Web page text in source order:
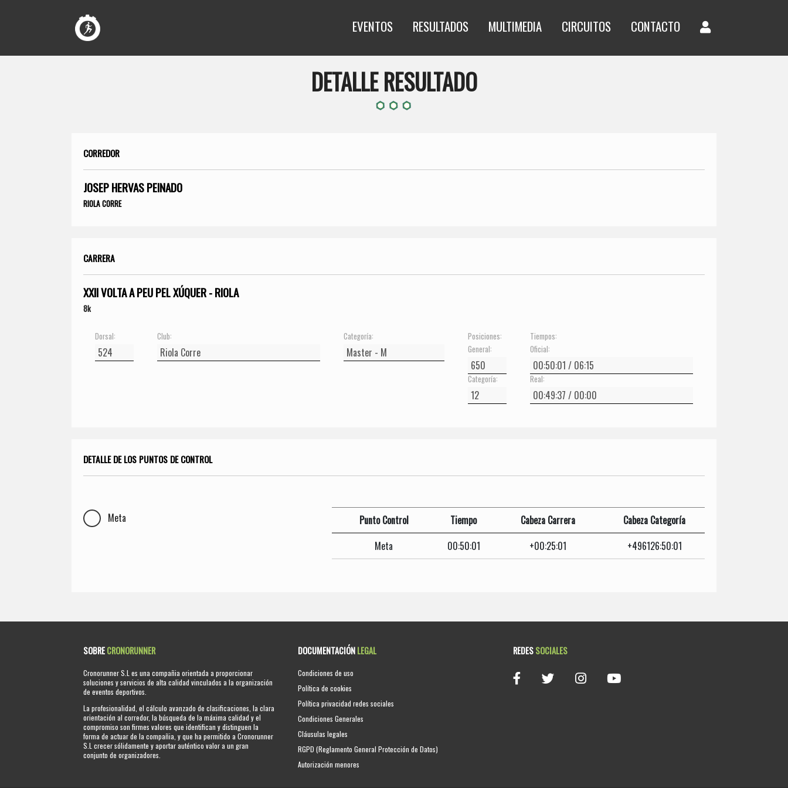
EVENTOS RESULTADOS MULTIMEDIA CIRCUITOS CONTACTO
DETALLE RESULTADO
CORREDOR
JOSEP HERVAS PEINADO
RIOLA CORRE
CARRERA
XXII VOLTA A PEU PEL XÚQUER - RIOLA
8k
Dorsal: Club: Categoría:
Posiciones:
General:
Categoría:
Tiempos:
Oficial:
Real:
DETALLE DE LOS PUNTOS DE CONTROL
Meta Punto Control Tiempo Cabeza Carrera
Cabeza Categoría
Meta
00:50:01 +00:25:01 +496126:50:01
SOBRECRONORUNNER
Cronorunner S.L es una compañia orientada a proporcionar
soluciones y servicios de alta calidad vinculados a la organización
de eventos deportivos.
La profesionalidad, el cálculo avanzado de clasificaciones, la clara
orientación al corredor, la búsqueda de la máxima calidad y el
compromiso son firmes valores que identifican y distinguen la
forma de actuar de la compañia, y que ha permitido a Cronorunner
S.L crecer sólidamente y aportar auténtico valor a un gran
conjunto de organizadores.
DOCUMENTACIÓNLEGAL
Condiciones de uso
Política de cookies
Política privacidad redes sociales
Condiciones Generales
Cláusulas legales
RGPD (Reglamento General Protección de Datos)
Autorización menores
REDESSOCIALES